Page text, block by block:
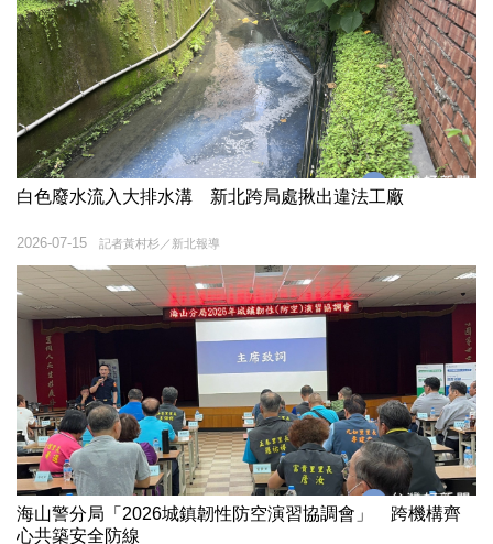
白色廢水流入大排水溝 新北跨局處揪出違法工廠
記者黃村杉／新北報導
2026-07-15
海山警分局「2026城鎮韌性防空演習協調會」 跨機構齊
心共築安全防線